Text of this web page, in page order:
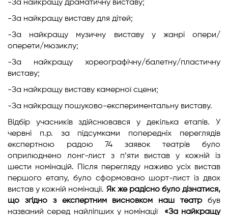
-​За найкращу драматичну виставу;
-​За найкращу виставу для дітей;
-​За найкращу музичну виставу у жанрі опери/
оперети/мюзиклу;
-​За найкращу хореографічну/балетну/пластичну
виставу;
-​За найкращу виставу камерної сцени;
-​За найкращу пошуково-експериментальну виставу.
Відбір учасників здійснювався у декілька етапів. У
червні п.р. за підсумками попередніх переглядів
експертною радою 74 заявок театрів було
оприлюднено лонг-лист з п’яти вистав у кожній із
шести номінацій. Після перегляду наживо усіх вистав
першого етапу, було сформовано шорт-лист із двох
вистав у кожній номінації. Як же радісно було дізнатися,
що згідно з експертним висновком наш театрбув
названий серед найліпших у номінації «За найкращу